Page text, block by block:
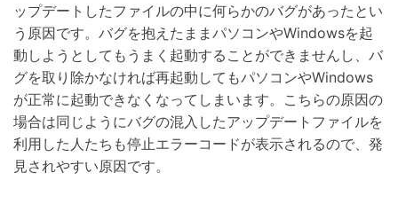
ップデートしたファイルの中に何らかのバグがあったとい
う原因です。バグを抱えたままパソコンやWindowsを起
動しようとしてもうまく起動することができませんし、バ
グを取り除かなければ再起動してもパソコンやWindows
が正常に起動できなくなってしまいます。こちらの原因の
場合は同じようにバグの混入したアップデートファイルを
利用した人たちも停止エラーコードが表示されるので、発
見されやすい原因です。